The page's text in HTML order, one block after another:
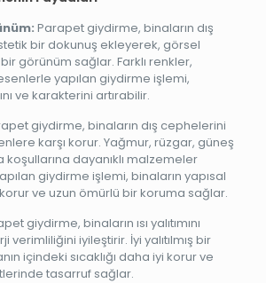
Parapet giydirme, binaların dış
bir dokunuş ekleyerek, görsel
görünüm sağlar. Farklı renkler,
yapılan giydirme işlemi,
ve karakterini artırabilir.
giydirme, binaların dış cephelerini
karşı korur. Yağmur, rüzgar, güneş
dayanıklı malzemeler
giydirme işlemi, binaların yapısal
ve uzun ömürlü bir koruma sağlar.
giydirme, binaların ısı yalıtımını
verimliliğini iyileştirir. İyi yalıtılmış bir
içindeki sıcaklığı daha iyi korur ve
tasarruf sağlar.